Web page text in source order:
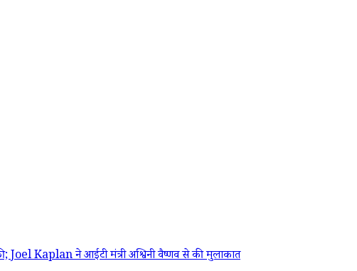
Joel Kaplan ने आईटी मंत्री अश्विनी वैष्णव से की मुलाकात